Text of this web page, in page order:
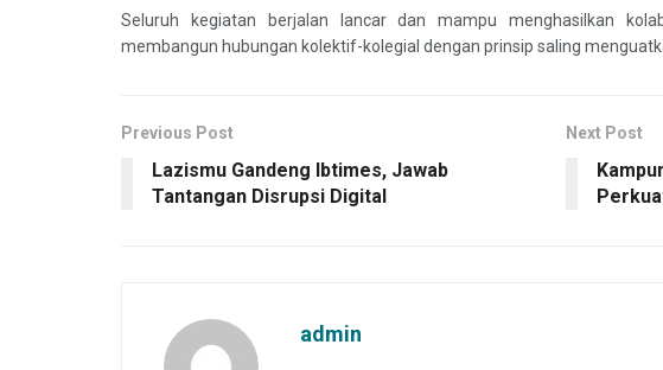
Seluruh kegiatan berjalan lancar dan mampu menghasilkan
membangun hubungan kolektif-kolegial dengan prinsip saling
Previous Post
Lazismu Gandeng Ibtimes, Jawab
Tantangan Disrupsi Digital
Next Post
admin